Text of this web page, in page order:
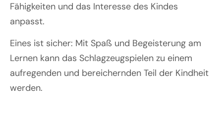
Fähigkeiten und das Interesse des Kindes
anpasst.
Eines ist sicher: Mit Spaß und Begeisterung am
Lernen kann das Schlagzeugspielen zu einem
aufregenden und bereichernden Teil der Kindheit
werden.